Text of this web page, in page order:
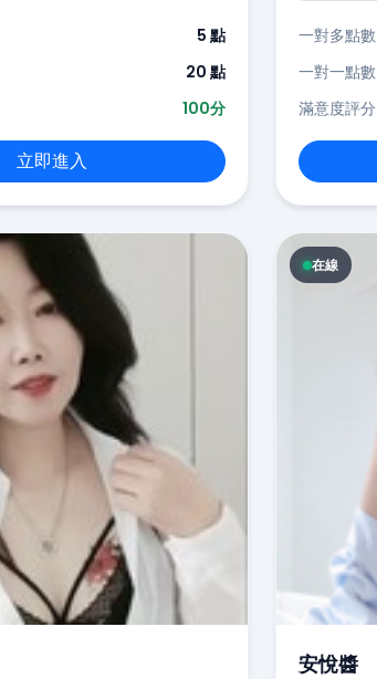
5 點
20 點
100分
立即進入
一對多點數
一對一點數
滿意度評分
在線
安悅醬